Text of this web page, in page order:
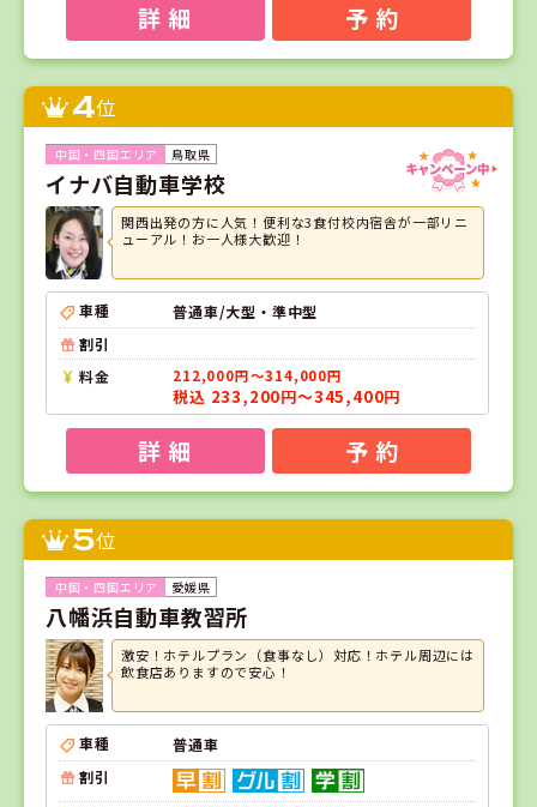
詳 細 予 約
4位
鳥取県
イナバ自動車学校
関西出発の方に人気！便利な3食付校内宿舎が一部リニ
ューアル！お一人様大歓迎！
車種
普通車/大型・準中型
割引
料金
212,000円～314,000円
税込 233,200円～345,400円
詳 細 予 約
5位
愛媛県
八幡浜自動車教習所
激安！ホテルプラン（食事なし）対応！ホテル周辺には
飲食店ありますので安心！
車種
普通車
割引